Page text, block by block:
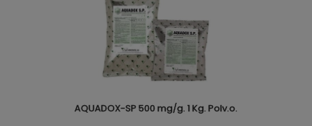
AQUADOX-SP 500 mg/g. 1 Kg. Polv.o.